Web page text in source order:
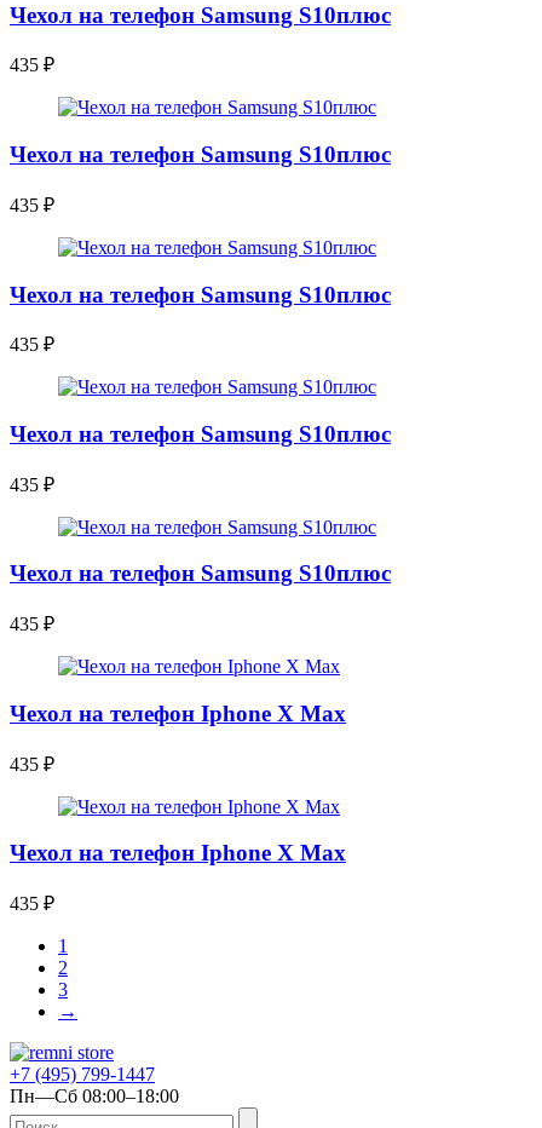
Чехол на телефон Samsung S10плюс
435 ₽
Чехол на телефон Samsung S10плюс
435 ₽
Чехол на телефон Samsung S10плюс
435 ₽
Чехол на телефон Samsung S10плюс
435 ₽
Чехол на телефон Samsung S10плюс
435 ₽
Чехол на телефон Iphone X Max
435 ₽
Чехол на телефон Iphone X Max
435 ₽
1
2
3
→
+7 (495) 799-1447
Пн—Сб 08:00–18:00